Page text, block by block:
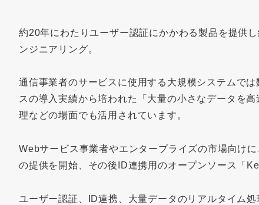
約20年にわたりユーザー認証にかかわる製品を提供
ンジニアリング。
通信事業者のサービスに使用する大規模システムで
スの導入実績から培われた「大量の小さなデータを
理などの場面でも活用されています。
Webサービス事業者やエンタープライズの市場向け
の提供を開始、その後ID連携用のオープンソース「
ユーザー認証、ID連携、大量データのリアルタイム